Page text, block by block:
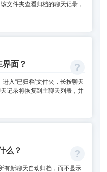
文件夹查看归档的聊天记录，
界面？
入“已归档”文件夹，长按聊天
记录将恢复到主聊天列表，并
么？
有新聊天自动归档，而不显示